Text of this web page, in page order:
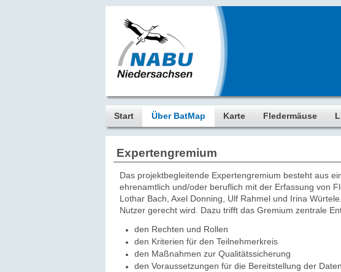
Start Über BatMap Karte Fledermäuse
Expertengremium
Das projektbegleitende Expertengremium besteht aus
ehrenamtlich und/oder beruflich mit der Erfassung von
Lothar Bach, Axel Donning, Ulf Rahmel und Irina
Nutzer gerecht wird. Dazu trifft das Gremium zentrale
den Rechten und Rollen
den Kriterien für den Teilnehmerkreis
den Maßnahmen zur Qualitätssicherung
den Voraussetzungen für die Bereitstellung der Daten